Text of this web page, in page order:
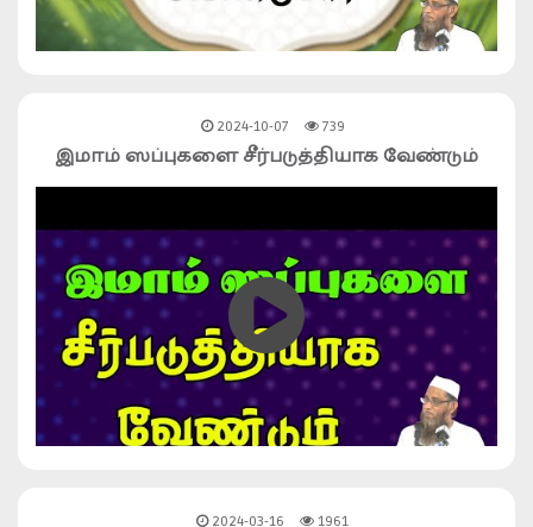
2024-10-07 739
இமாம் ஸப்புகளை சீர்படுத்தியாக வேண்டும்
2024-03-16 1961